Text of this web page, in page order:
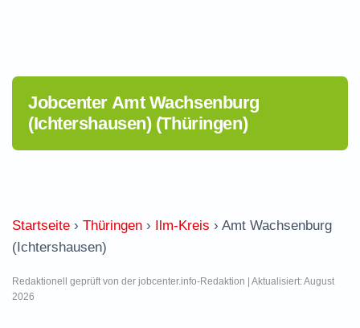
Jobcenter Amt Wachsenburg
(Ichtershausen) (Thüringen)
Startseite › Thüringen › Ilm-Kreis › Amt Wachsenburg
(Ichtershausen)
Redaktionell geprüft von der jobcenter.info-Redaktion | Aktualisiert: August
2026